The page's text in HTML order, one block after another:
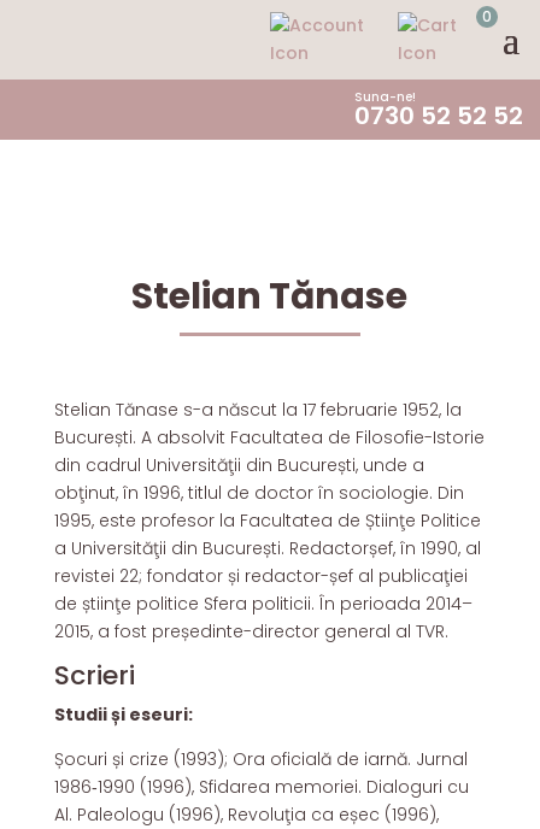
0
Suna-ne!
0730 52 52 52
Stelian Tănase
Stelian Tănase s-a născut la 17 februarie 1952, la
București. A absolvit Facultatea de Filosofie-Istorie
din cadrul Universităţii din București, unde a
obţinut, în 1996, titlul de doctor în sociologie. Din
1995, este profesor la Facultatea de Știinţe Politice
a Universităţii din București. Redactorșef, în 1990, al
revistei 22; fondator și redactor-șef al publicaţiei
de știinţe politice Sfera politicii. În perioada 2014–
2015, a fost președinte-director general al TVR.
Scrieri
Studii și eseuri:
Șocuri și crize (1993); Ora oficială de iarnă. Jurnal
1986‑1990 (1996), Sfidarea memoriei. Dialoguri cu
Al. Paleologu (1996), Revoluţia ca eșec (1996),